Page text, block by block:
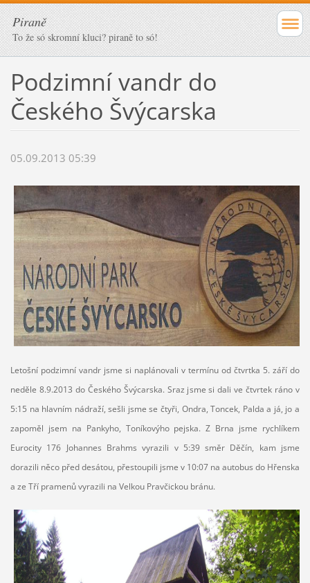
Piraně
To že só skromní kluci? piraně to só!
Podzimní vandr do
Českého Švýcarska
05.09.2013 05:39
Letošní podzimní vandr jsme si naplánovali v termínu od čtvrtka 5. září do
neděle 8.9.2013 do Českého Švýcarska. Sraz jsme si dali ve čtvrtek ráno v
5:15 na hlavním nádraží, sešli jsme se čtyři, Ondra, Toncek, Palda a já, jo a
zapoměl jsem na Pankyho, Toníkovýho pejska. Z Brna jsme rychlíkem
Eurocity 176 Johannes Brahms vyrazili v 5:39 směr Děčín, kam jsme
dorazili něco před desátou, přestoupili jsme v 10:07 na autobus do Hřenska
a ze Tří pramenů vyrazili na Velkou Pravčickou bránu.